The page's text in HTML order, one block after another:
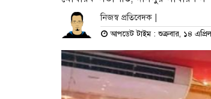
নিজস্ব প্রতিবেদক |
আপডেট টাইম : শুক্রবার, ১৪